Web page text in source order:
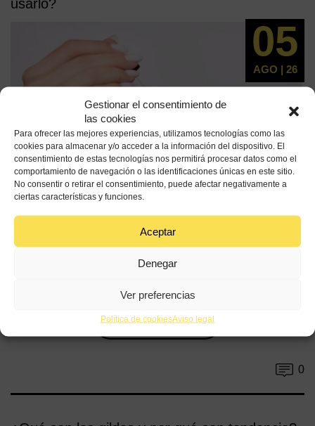
Gestionar el consentimiento de
las cookies
Para ofrecer las mejores experiencias, utilizamos tecnologías como las
cookies para almacenar y/o acceder a la información del dispositivo. El
consentimiento de estas tecnologías nos permitirá procesar datos como el
comportamiento de navegación o las identificaciones únicas en este sitio.
No consentir o retirar el consentimiento, puede afectar negativamente a
ciertas características y funciones.
Aceptar
Denegar
Ver preferencias
Política de cookiesAviso legal
usarlo?
05
AGO | 26
El aceite de oliva lleva siglos formando parte de los
rituales de cuidado personal en distintas culturas
mediterráneas. Además de su uso...
Leer más
0